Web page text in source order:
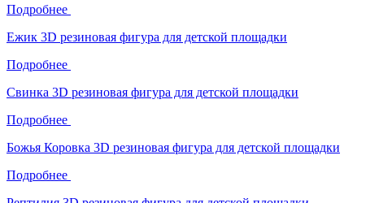
Подробнее
Ежик 3D резиновая фигура для детской площадки
Подробнее
Свинка 3D резиновая фигура для детской площадки
Подробнее
Божья Коровка 3D резиновая фигура для детской площадки
Подробнее